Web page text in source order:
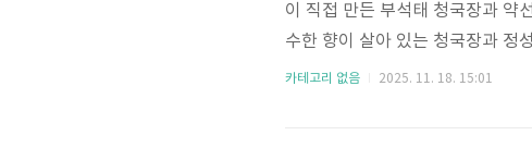
이 직접 만든 부석태 청국장과 약
수한 향이 살아 있는 청국장과 정
었어요. 이번 글에서는 백반기행
카테고리 없음 2025. 11. 18. 15:01